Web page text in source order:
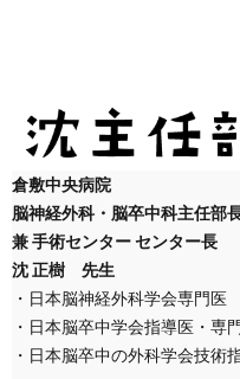
倉敷中央病院
脳神経外科・脳卒中科主任部
兼 手術センター センター長
沈 正樹 先生
・日本脳神経外科学会専門医
・日本脳卒中学会指導医・専
・日本脳卒中の外科学会技術